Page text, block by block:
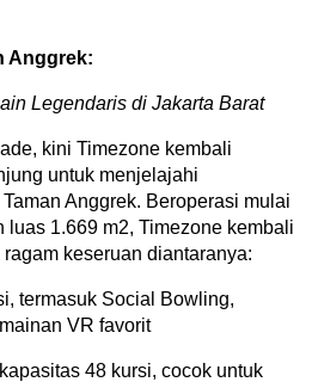
Anggrek:
Legendaris di Jakarta Barat
kini Timezone kembali
untuk menjelajahi
Anggrek. Beroperasi mulai
luas 1.669 m2, Timezone kembali
keseruan diantaranya:
termasuk Social Bowling,
VR favorit
48 kursi, cocok untuk